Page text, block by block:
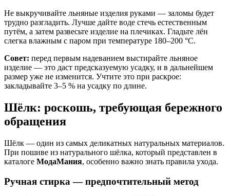
Не выкручивайте льняные изделия руками — заломы будет
трудно разгладить. Лучше дайте воде стечь естественным
путём, а затем развесьте изделие на плечиках. Гладьте лён
слегка влажным с паром при температуре 180–200 °C.
Совет: перед первым надеванием выстирайте льняное
изделие — это даст предсказуемую усадку, и в дальнейшем
размер уже не изменится. Учтите это при раскрое:
закладывайте 3–5 % на усадку по длине.
Шёлк: роскошь, требующая бережного
обращения
Шёлк — один из самых деликатных натуральных материалов.
При пошиве из натурального шёлка, который представлен в
каталоге МодаМания, особенно важно знать правила ухода.
Ручная стирка — предпочтительный метод